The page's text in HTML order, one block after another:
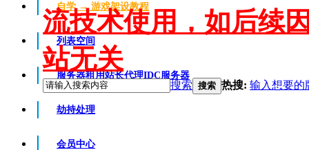
自学 → 游戏架设教程
列表空间
服务器租用站长代理IDC服务器
劫持处理
会员中心
流技术使用，如后续
站无关
搜索 搜索 热搜: 输入想要的